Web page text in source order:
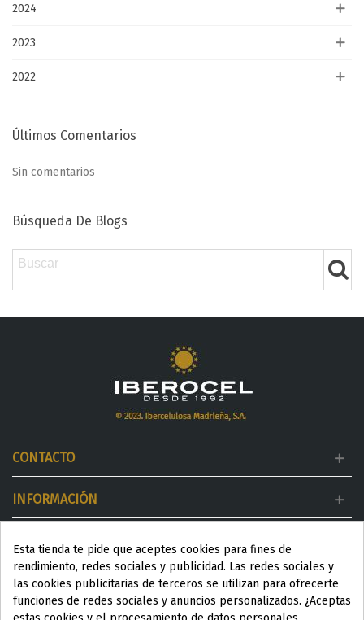
2024
2023
2022
Últimos Comentarios
Sin comentarios
Búsqueda De Blogs
CONTACTO
INFORMACIÓN
DESTACADOS
Esta tienda te pide que aceptes cookies para fines de
rendimiento, redes sociales y publicidad. Las redes sociales y
las cookies publicitarias de terceros se utilizan para ofrecerte
funciones de redes sociales y anuncios personalizados. ¿Aceptas